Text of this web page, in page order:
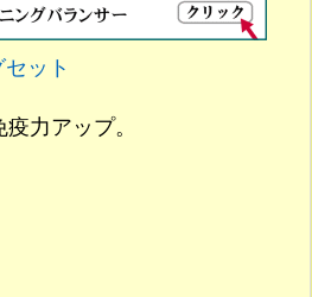
ット
力アップ。